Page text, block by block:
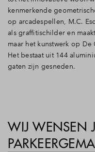
kenmerkende
op arcadespellen, M.C.
als graffitischilder en
maar het kunstwerk op De
Het bestaat uit 144
gaten zijn gesneden.
WIJ WENSEN